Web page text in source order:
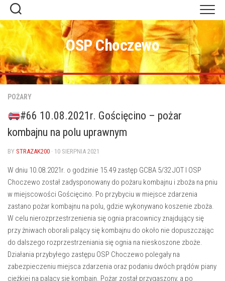
Skip
content
OSP Choczewo
POŻARY
#66 10.08.2021r. Gościęcino – pożar
kombajnu na polu uprawnym
BY STRAZAK200 · 10 SIERPNIA 2021
W dniu 10.08.2021r. o godzinie 15.49 zastęp GCBA 5/32 JOT I OSP
Choczewo został zadysponowany do pożaru kombajnu i zboża na pniu
w miejscowości Gościęcino. Po przybyciu w miejsce zdarzenia
zastano pożar kombajnu na polu, gdzie wykonywano koszenie zboża.
W celu nierozprzestrzenienia się ognia pracownicy znajdujący się
przy żniwach oborali palący się kombajnu do około nie dopuszczając
do dalszego rozprzestrzeniania się ognia na nieskoszone zboże.
Działania przybyłego zastępu OSP Choczewo polegały na
zabezpieczeniu miejsca zdarzenia oraz podaniu dwóch prądów piany
ciężkiej na palący się kombajn. Pożar został przygaszony, a po